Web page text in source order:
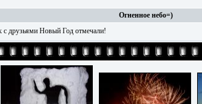
Огненное небо=)
с друзьями Новый Год отмечали!